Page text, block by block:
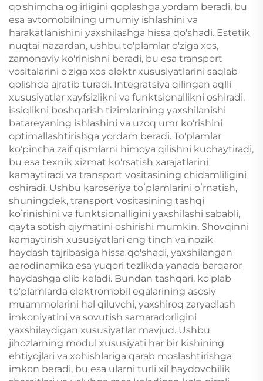
qo'shimcha og'irligini qoplashga yordam beradi, bu
esa avtomobilning umumiy ishlashini va
harakatlanishini yaxshilashga hissa qo'shadi. Estetik
nuqtai nazardan, ushbu to'plamlar o'ziga xos,
zamonaviy ko'rinishni beradi, bu esa transport
vositalarini o'ziga xos elektr xususiyatlarini saqlab
qolishda ajratib turadi. Integratsiya qilingan aqlli
xususiyatlar xavfsizlikni va funktsionallikni oshiradi,
issiqlikni boshqarish tizimlarining yaxshilanishi
batareyaning ishlashini va uzoq umr ko'rishini
optimallashtirishga yordam beradi. To'plamlar
ko'pincha zaif qismlarni himoya qilishni kuchaytiradi,
bu esa texnik xizmat ko'rsatish xarajatlarini
kamaytiradi va transport vositasining chidamliligini
oshiradi. Ushbu karoseriya toʻplamlarini oʻrnatish,
shuningdek, transport vositasining tashqi
koʻrinishini va funktsionalligini yaxshilashi sababli,
qayta sotish qiymatini oshirishi mumkin. Shovqinni
kamaytirish xususiyatlari eng tinch va nozik
haydash tajribasiga hissa qo'shadi, yaxshilangan
aerodinamika esa yuqori tezlikda yanada barqaror
haydashga olib keladi. Bundan tashqari, ko'plab
to'plamlarda elektromobil egalarining asosiy
muammolarini hal qiluvchi, yaxshiroq zaryadlash
imkoniyatini va sovutish samaradorligini
yaxshilaydigan xususiyatlar mavjud. Ushbu
jihozlarning modul xususiyati har bir kishining
ehtiyojlari va xohishlariga qarab moslashtirishga
imkon beradi, bu esa ularni turli xil haydovchilik